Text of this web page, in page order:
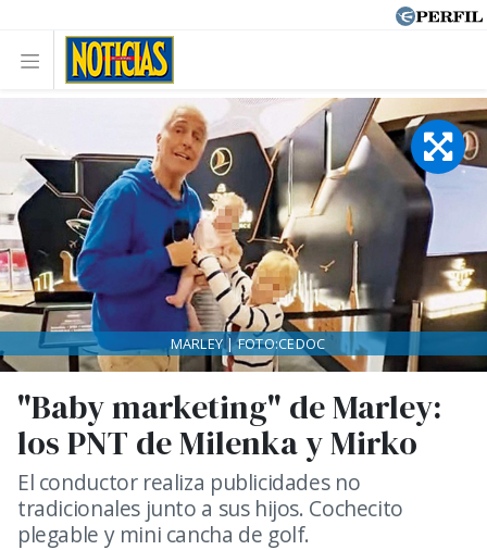
"Baby marketing" de Marley:
los PNT de Milenka y Mirko
El conductor realiza publicidades no
tradicionales junto a sus hijos. Cochecito
plegable y mini cancha de golf.
MARLEY | FOTO:CEDOC